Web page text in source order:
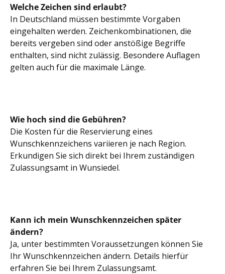
Welche Zeichen sind erlaubt?
In Deutschland müssen bestimmte Vorgaben
eingehalten werden. Zeichenkombinationen, die
bereits vergeben sind oder anstößige Begriffe
enthalten, sind nicht zulässig. Besondere Auflagen
gelten auch für die maximale Länge.
Wie hoch sind die Gebühren?
Die Kosten für die Reservierung eines
Wunschkennzeichens variieren je nach Region.
Erkundigen Sie sich direkt bei Ihrem zuständigen
Zulassungsamt in Wunsiedel.
Kann ich mein Wunschkennzeichen später
ändern?
Ja, unter bestimmten Voraussetzungen können Sie
Ihr Wunschkennzeichen ändern. Details hierfür
erfahren Sie bei Ihrem Zulassungsamt.